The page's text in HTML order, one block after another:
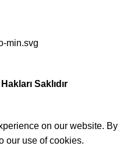
Saklıdır
on our website. By
our use of cookies.